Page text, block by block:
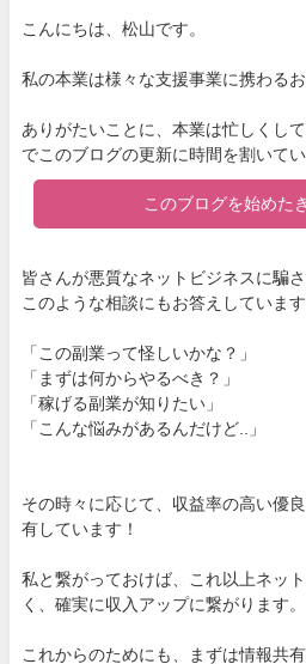
こんにちは、松山です。
私の本業は様々な支援事業に携わる
ありがたいことに、本業は忙しくし
でこのブログの更新に時間を割いてい
このブログを始めた
皆さんが悪質なネットビジネスに騙
このような相談にもお答えしています
「この副業って怪しいかな？」
「まずは何からやるべき？」
「稼げる副業が知りたい」
「こんな悩みがあるんだけど..」
その時々に応じて、収益率の高い優
有しています！
私と繋がっておけば、これ以上ネッ
く、確実に収入アップに繋がります。
これからのためにも、まずは情報共